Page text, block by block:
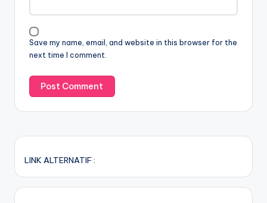
Save my name, email, and website in this browser for the
next time I comment.
LINK ALTERNATIF :